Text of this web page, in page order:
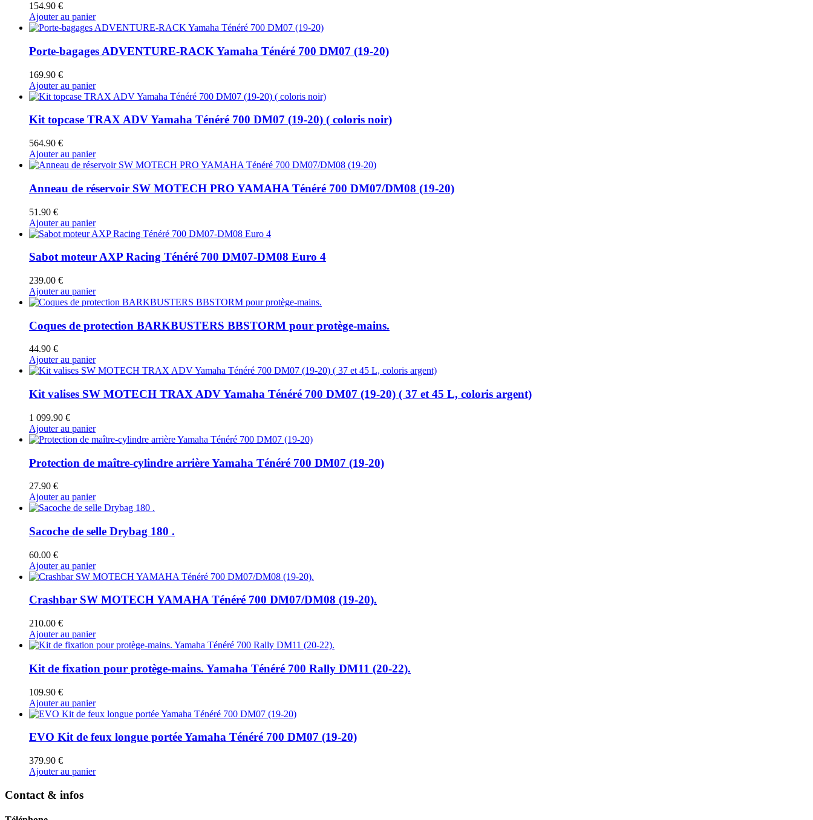
154.90 €
Ajouter au panier
Porte-bagages ADVENTURE-RACK Yamaha Ténéré 700 DM07 (19-20)
169.90 €
Ajouter au panier
Kit topcase TRAX ADV Yamaha Ténéré 700 DM07 (19-20) ( coloris noir)
564.90 €
Ajouter au panier
Anneau de réservoir SW MOTECH PRO YAMAHA Ténéré 700 DM07/DM08 (19-20)
51.90 €
Ajouter au panier
Sabot moteur AXP Racing Ténéré 700 DM07-DM08 Euro 4
239.00 €
Ajouter au panier
Coques de protection BARKBUSTERS BBSTORM pour protège-mains.
44.90 €
Ajouter au panier
Kit valises SW MOTECH TRAX ADV Yamaha Ténéré 700 DM07 (19-20) ( 37 et 45 L, coloris argent)
1 099.90 €
Ajouter au panier
Protection de maître-cylindre arrière Yamaha Ténéré 700 DM07 (19-20)
27.90 €
Ajouter au panier
Sacoche de selle Drybag 180 .
60.00 €
Ajouter au panier
Crashbar SW MOTECH YAMAHA Ténéré 700 DM07/DM08 (19-20).
210.00 €
Ajouter au panier
Kit de fixation pour protège-mains. Yamaha Ténéré 700 Rally DM11 (20-22).
109.90 €
Ajouter au panier
EVO Kit de feux longue portée Yamaha Ténéré 700 DM07 (19-20)
379.90 €
Ajouter au panier
Contact & infos